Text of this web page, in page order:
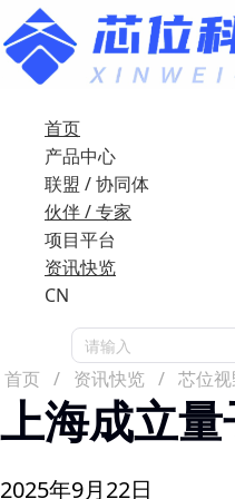
首页
产品中心
联盟 / 协同体
伙伴 / 专家
项目平台
资讯快览
CN
请输入
首页 / 资讯快览 / 芯位
上海成立
2025年9月22日